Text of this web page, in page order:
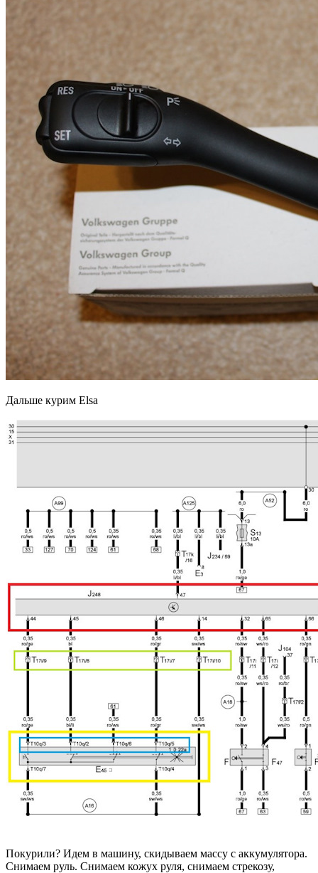
Дальше курим Elsа
Покурили? Идем в машину, скидываем массу с аккумулятора.
Снимаем руль. Снимаем кожух руля, снимаем стрекозу,